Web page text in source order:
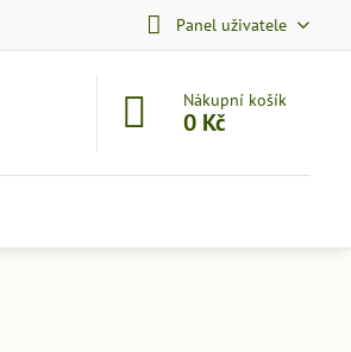
Panel uživatele
Nákupní košík
0 Kč